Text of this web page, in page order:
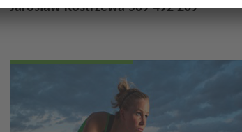
Jarosław Kostrzewa 509 492 209